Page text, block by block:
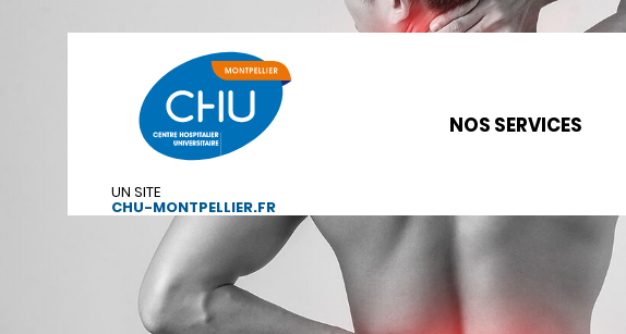
UN SITE
CHU-MONTPELLIER.FR
NOS SERVICES